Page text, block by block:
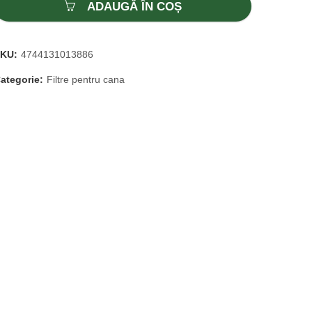
ADAUGĂ ÎN COȘ
4744131013886
Filtre pentru cana